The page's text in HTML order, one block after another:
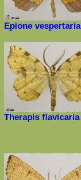
Epione vespertaria
Therapis flavicaria